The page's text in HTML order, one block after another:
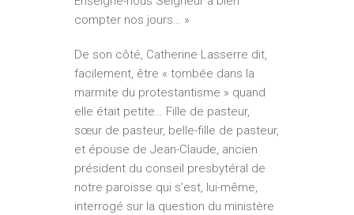
compter nos jours… »
De son côté, Catherine Lasserre dit,
facilement, être « tombée dans la
marmite du protestantisme » quand
elle était petite… Fille de pasteur,
sœur de pasteur, belle-fille de pasteur,
et épouse de Jean-Claude, ancien
président du conseil presbytéral de
notre paroisse qui s’est, lui-même,
interrogé sur la question du ministère